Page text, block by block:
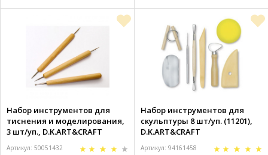
Набор инструментов для
тиснения и моделирования,
3 шт/уп., D.K.ART&CRAFT
Артикул: 50051432
Набор инструментов для
скульптуры 8 шт/уп. (11201),
D.K.ART&CRAFT
Артикул: 94161458